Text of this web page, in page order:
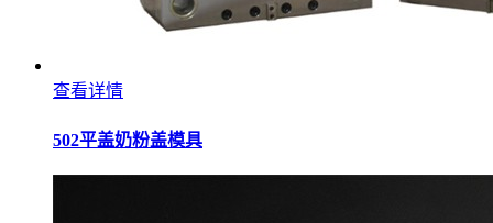
查看详情
502平盖奶粉盖模具